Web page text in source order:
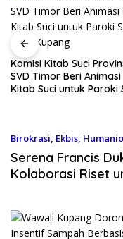
Komisi Kitab Suci
SVD Timor Beri Animasi
Kitab Suci untuk Paroki
Birokrasi, Ekbis,
Serena Francis
Kolaborasi Riset